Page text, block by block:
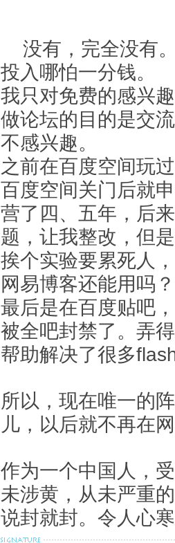
没有，完全没有
投入哪怕一分钱。
我只对免费的感兴
做论坛的目的是交
不感兴趣。
之前在百度空间玩
百度空间关门后就
营了四、五年，后
题，让我整改，但
挨个实验要累死人
网易博客还能用吗
最后是在百度贴吧
被全吧封禁了。弄
帮助解决了很多
所以，现在唯一的
儿，以后就不再在
作为一个中国人，
未涉黄，从未严重
说封就封。令人心寒